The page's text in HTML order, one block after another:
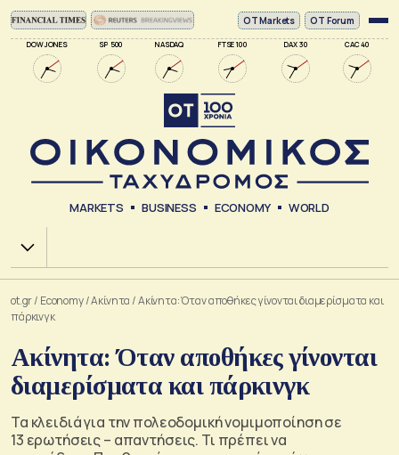
DOW JONES SP 500 NASDAQ FTSE 100 DAX 30 CAC 40
ΟΤ Markets OT Forum
MARKETS BUSINESS ECONOMY WORLD
Χ.Α.
ot.gr/ Economy/Ακίνητα /Ακίνητα: Όταν αποθήκες γίνονται διαμερίσματα και
πάρκινγκ
Ακίνητα: Όταν αποθήκες γίνονται
διαμερίσματα και πάρκινγκ
Τα κλειδιά για την πολεοδομική νομιμοποίηση σε
13 ερωτήσεις – απαντήσεις. Τι πρέπει να